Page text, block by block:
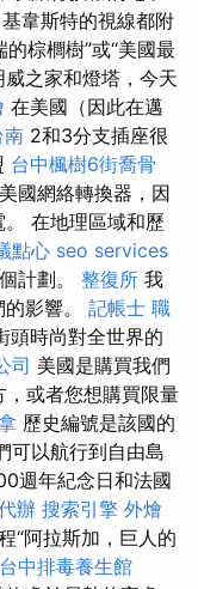
韋斯特的視線都附
棕櫚樹”或“美國最
威之家和燈塔，今天
在美國（因此在邁
南 2和3分支插座很
台中楓樹6街喬骨
美國網絡轉換器，因
在地理區域和歷
點心 seo services
計劃。 整復所 我
影響。 記帳士 職
頭時尚對全世界的
司 美國是購買我們
或者您想購買限量
歷史編號是該國的
可以航行到自由島
週年紀念日和法國
辦 搜索引擎 外燴
“阿拉斯加，巨人的
台中排毒養生館